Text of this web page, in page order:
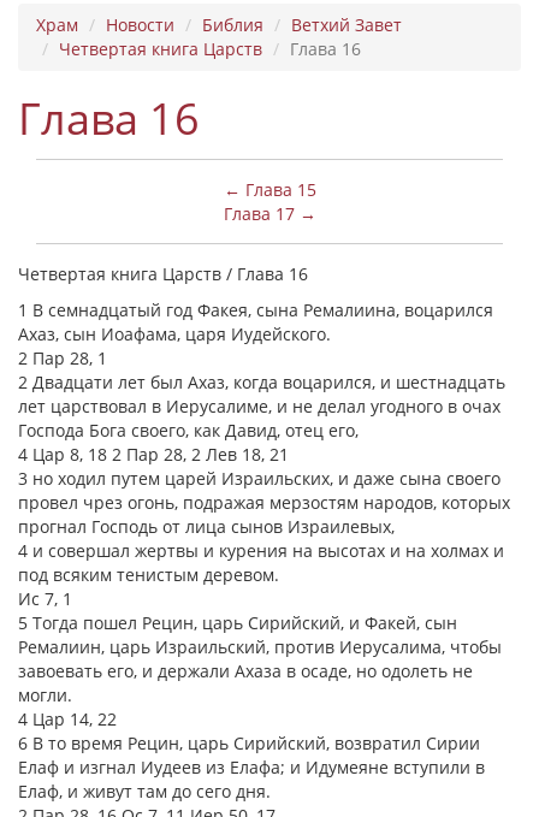
Храм Новости Библия
Ветхий Завет
Четвертая книга Царств
Глава 16
Глава 16
← Глава 15
Глава 17 →
Четвертая книга Царств / Глава 16
1 В семнадцатый год Факея, сына Ремалиина, воцарился
Ахаз, сын Иоафама, царя Иудейского.
2 Пар 28, 1
2 Двадцати лет был Ахаз, когда воцарился, и шестнадцать
лет царствовал в Иерусалиме, и не делал угодного в очах
Господа Бога своего, как Давид, отец его,
4 Цар 8, 18 2 Пар 28, 2 Лев 18, 21
3 но ходил путем царей Израильских, и даже сына своего
провел чрез огонь, подражая мерзостям народов, которых
прогнал Господь от лица сынов Израилевых,
4 и совершал жертвы и курения на высотах и на холмах и
под всяким тенистым деревом.
Ис 7, 1
5 Тогда пошел Рецин, царь Сирийский, и Факей, сын
Ремалиин, царь Израильский, против Иерусалима, чтобы
завоевать его, и держали Ахаза в осаде, но одолеть не
могли.
4 Цар 14, 22
6 В то время Рецин, царь Сирийский, возвратил Сирии
Елаф и изгнал Иудеев из Елафа; и Идумеяне вступили в
Елаф, и живут там до сего дня.